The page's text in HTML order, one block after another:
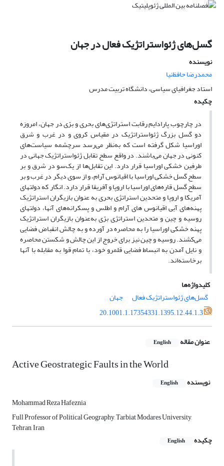
گسل‌های ژئواستراتژیک فعال در جهان
نویسنده
محمدرضا حافظ‌نیا
استاد جغرافیای سیاسی، دانشگاه تربیت مدرس
چکیده
در چارچوب پارادایم رقابت استراتژی‌های بحری و برّی در جهان، امروزه
دو گسل بزرگ ژئواستراتژیک در مقیاس کروی و در غرب و شرق
اوراسیا شکل گرفته است که به‌نظر می‌رسد سرچشمه سیاست‌های
کنونی در جهان می‌باشند. در واقع سطح تقابل ژئواستراتژیک جهانی در
طرفین خشکی اوراسیا قرار دارد. این تقابل‌ها از یک‌سو در شرق و بر
سطح گسل خشکی اوراسیا با اقیانوس آرام، و از سوی دیگر در غرب و بر
سطح گسل قاره‌های اوراسیا با اروپا و آفریقا قرار دارد. انگار که دولتهای
آمریکا و اروپا و متحدین استراتژی بحری به عنوان بازیگران استراتژیک
پهنه‌های آبی اقیانوس های آرام و اطلس و پسکرانه‌های آنها، دولتهای
روسیه و چین و متحدین استراتژی برّی به‌عنوان بازیگران استراتژیک
پهنه خشکی اوراسیا را به محاصره در آورده و به چالش انقباض فضایی
می‌کشند. روسیه و چین نیز برای خروج از این چالش و شکستن محاصره
و نایل آمدن به انبساط فضایی قلمرو خود، با تمام قوا به مقابله با آنها
برخاسته‌اند.
کلیدواژه‌ها
گسل‌های ژئواستراتژیک فعال
جهان
20.1001.1.17354331.1395.12.44.1.3
عنوان مقاله English
Active Geostrategic Faults in the World
نویسنده English
Mohammad Reza Hafeznia
Full Professor of Political Geography, Tarbiat Modares University,
Tehran, Iran
چکیده
English